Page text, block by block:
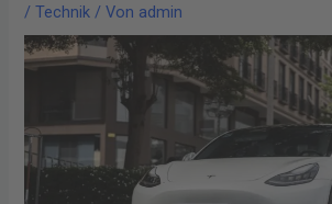
/Technik / Von admin